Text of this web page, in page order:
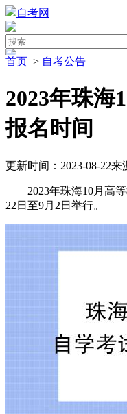
自考网
首页 > 自考公告
2023年珠海
报名时间
更新时间：2023-08-22来
2023年珠海10月高等
22日至9月2日举行。